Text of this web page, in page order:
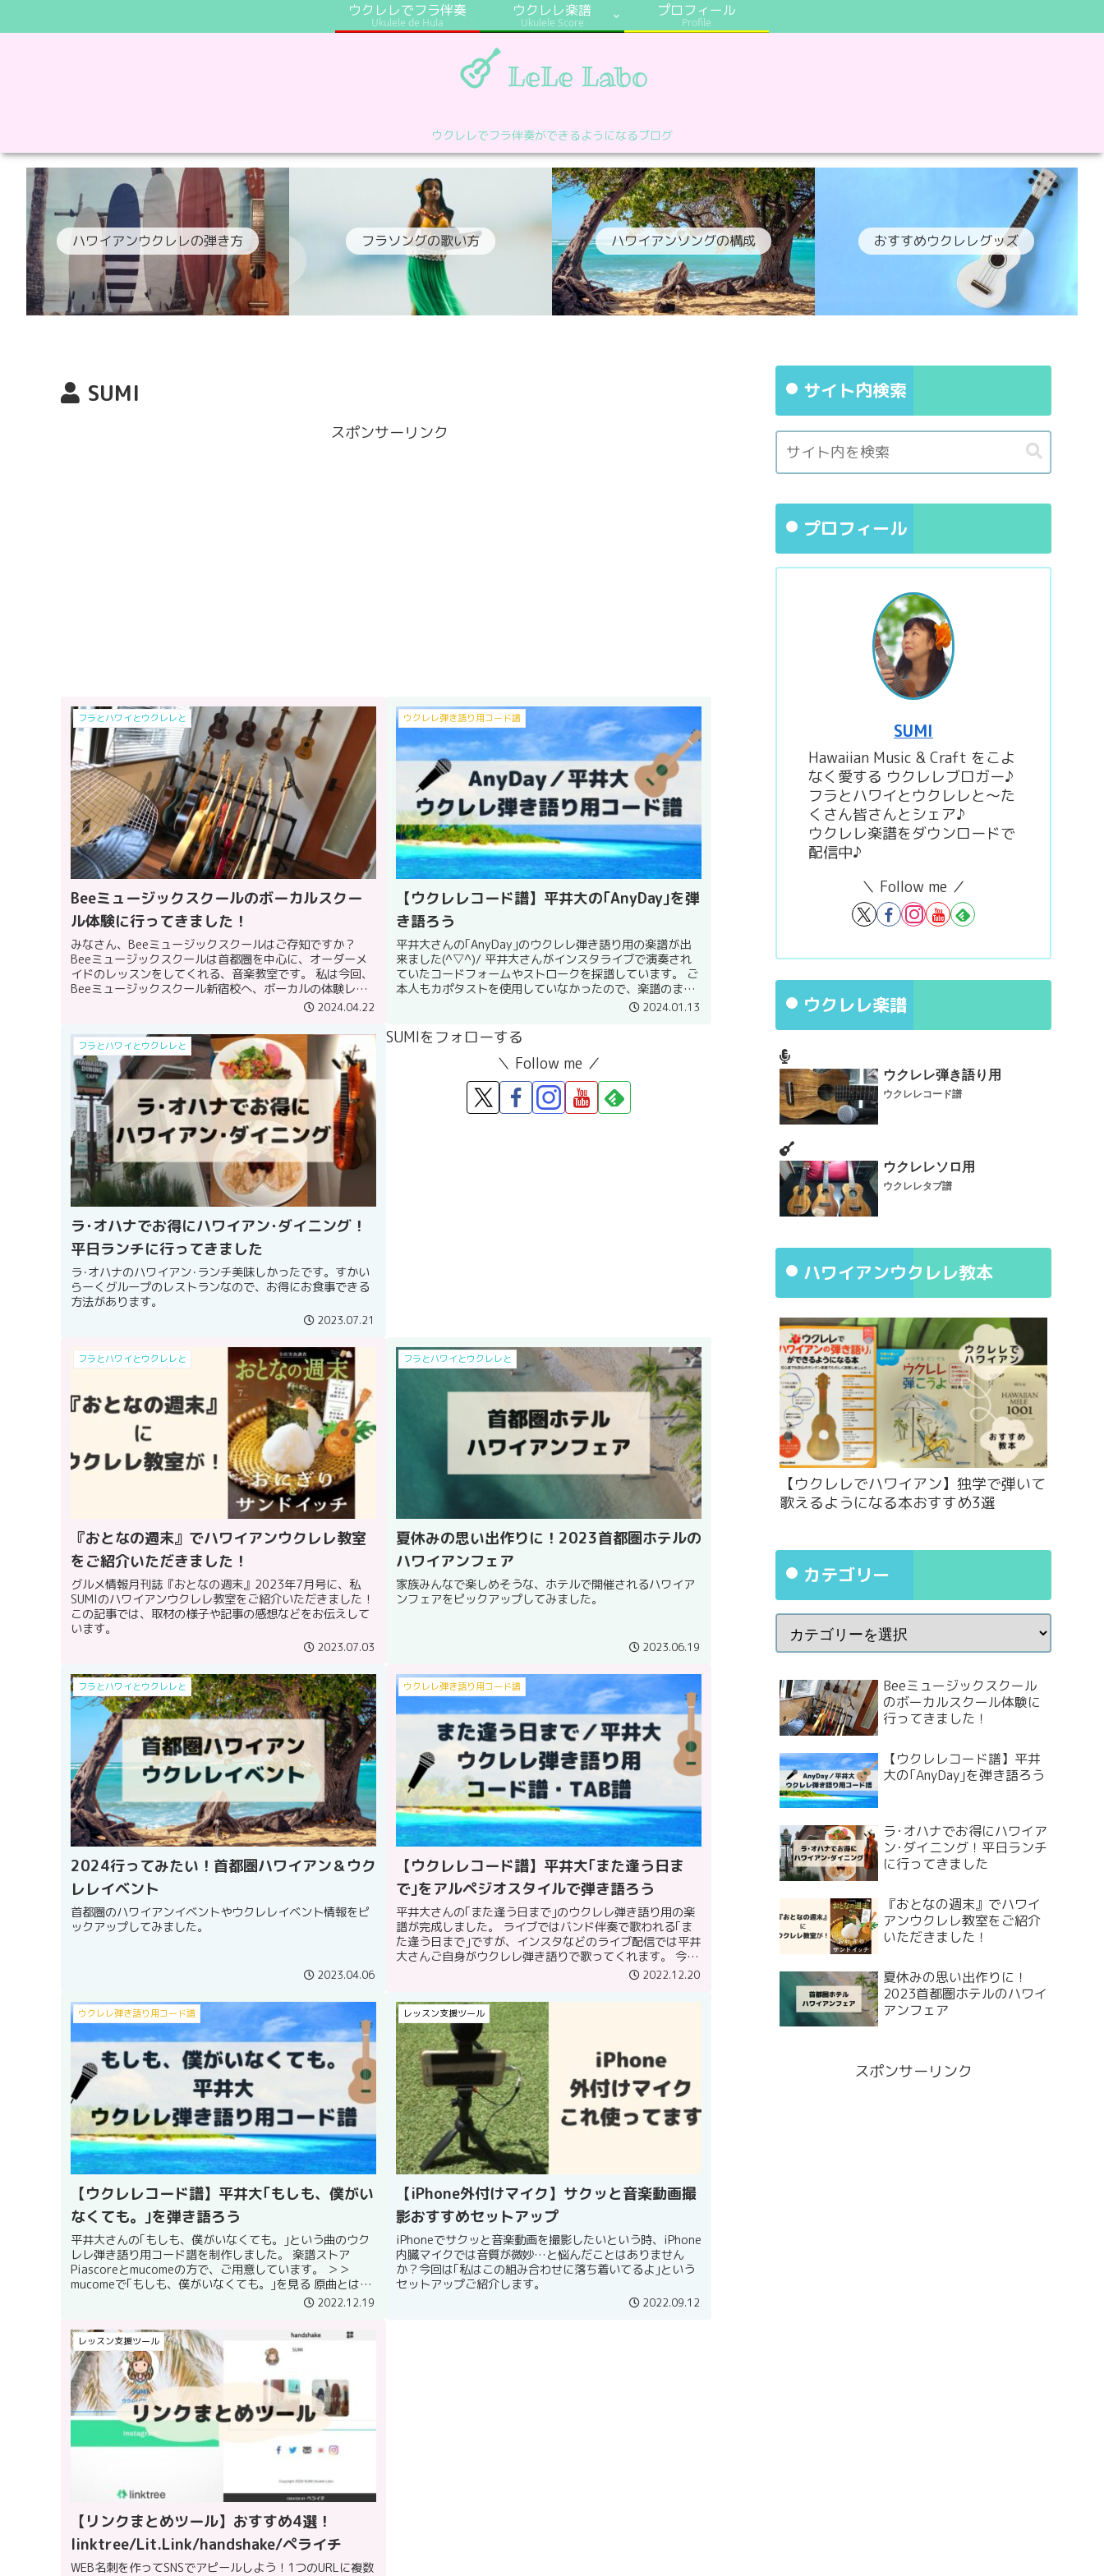
ウクレレでフラ伴奏ができるようになるブログ
ウクレレでフラ伴奏
Ukulele de Hula
ウクレレ楽譜
Ukulele Score
プロフィール
Profile
ハワイアンウクレレの弾き方 フラソングの歌い方 ハワイアンソングの構成 おすすめウクレレグッズ
SUMI
スポンサーリンク
フラとハワイとウクレレと
Beeミュージックスクールのボーカルスクー
ル体験に行ってきました！
みなさん、Beeミュージックスクールはご存知ですか？
Beeミュージックスクールは首都圏を中心に、オーダーメ
イドのレッスンをしてくれる、音楽教室です。 私は今回、
Beeミュージックスクール新宿校へ、ボーカルの体験レッ
2024.04.22
ウクレレ弾き語り用コード譜
【ウクレレコード譜】平井大の｢AnyDay｣を弾
き語ろう
平井大さんの｢AnyDay｣のウクレレ弾き語り用の楽譜が出
来ました(^▽^)/ 平井大さんがインスタライブで演奏され
ていたコードフォームやストロークを採譜しています。 ご
本人もカポタストを使用していなかったので、楽譜のまま
2024.01.13
フラとハワイとウクレレと
ラ･オハナでお得にハワイアン･ダイニング！
平日ランチに行ってきました
ラ･オハナのハワイアン･ランチ美味しかったです。すかい
らーくグループのレストランなので、お得にお食事できる
方法があります。
2023.07.21
SUMIをフォローする
＼ Follow me ／
フラとハワイとウクレレと
『おとなの週末』でハワイアンウクレレ教室
をご紹介いただきました！
グルメ情報月刊誌『おとなの週末』2023年7月号に、私
SUMIのハワイアンウクレレ教室をご紹介いただきました！
この記事では、取材の様子や記事の感想などをお伝えして
います。
2023.07.03
フラとハワイとウクレレと
夏休みの思い出作りに！2023首都圏ホテルの
ハワイアンフェア
家族みんなで楽しめそうな、ホテルで開催されるハワイア
ンフェアをピックアップしてみました。
2023.06.19
フラとハワイとウクレレと
2024行ってみたい！首都圏ハワイアン＆ウク
レレイベント
首都圏のハワイアンイベントやウクレレイベント情報をピ
ックアップしてみました。
2023.04.06
ウクレレ弾き語り用コード譜
【ウクレレコード譜】平井大｢また逢う日ま
で｣をアルペジオスタイルで弾き語ろう
平井大さんの｢また逢う日まで｣のウクレレ弾き語り用の楽
譜が完成しました。 ライブではバンド伴奏で歌われる｢ま
た逢う日まで｣ですが、インスタなどのライブ配信では平井
大さんご自身がウクレレ弾き語りで歌ってくれます。 今回
2022.12.20
ウクレレ弾き語り用コード譜
【ウクレレコード譜】平井大｢もしも、僕がい
なくても。｣を弾き語ろう
平井大さんの｢もしも、僕がいなくても。｣という曲のウク
レレ弾き語り用コード譜を制作しました。 楽譜ストア
Piascoreとmucomeの方で、ご用意しています。 ＞＞
mucomeで｢もしも、僕がいなくても。｣を見る 原曲とは異
2022.12.19
レッスン支援ツール
【iPhone外付けマイク】サクッと音楽動画撮
影おすすめセットアップ
iPhoneでサクッと音楽動画を撮影したいという時、iPhone
内臓マイクでは音質が微妙…と悩んだことはありません
か？今回は｢私はこの組み合わせに落ち着いてるよ｣という
セットアップご紹介します。
2022.09.12
レッスン支援ツール
【リンクまとめツール】おすすめ4選！
linktree/Lit.Link/handshake/ペライチ
WEB名刺を作ってSNSでアピールしよう！1つのURLに複数
サイト内検索
プロフィール
SUMI
Hawaiian Music & Craft をこよ
なく愛する ウクレレブロガー♪
フラとハワイとウクレレと～た
くさん皆さんとシェア♪
ウクレレ楽譜をダウンロードで
配信中♪
＼ Follow me ／
ウクレレ楽譜
ウクレレ弾き語り用
ウクレレコード譜
ウクレレソロ用
ウクレレタブ譜
ハワイアンウクレレ教本
【ウクレレでハワイアン】独学で弾いて
歌えるようになる本おすすめ3選
カテゴリー
Beeミュージックスクール
のボーカルスクール体験に
行ってきました！
【ウクレレコード譜】平井
大の｢AnyDay｣を弾き語ろう
ラ･オハナでお得にハワイア
ン･ダイニング！平日ランチ
に行ってきました
『おとなの週末』でハワイ
アンウクレレ教室をご紹介
いただきました！
夏休みの思い出作りに！
2023首都圏ホテルのハワイ
アンフェア
スポンサーリンク